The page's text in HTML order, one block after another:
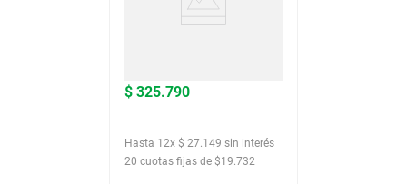
$ 325.790
Hasta 12x $ 27.149 sin interés
20 cuotas fijas de $19.732